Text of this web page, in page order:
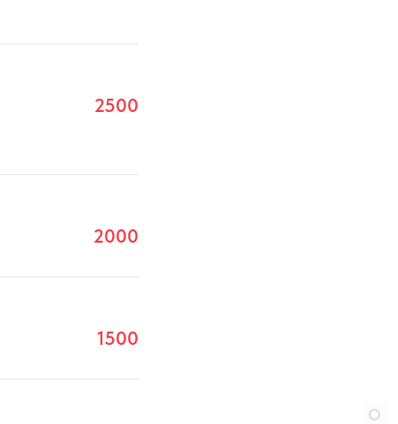
2500
2000
1500